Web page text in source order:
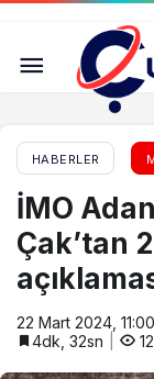
HABERLER
İMO
Çak’tan
22 Mart 2024, 11:00
4dk, 32sn
12
Mersin’de
açılıyor